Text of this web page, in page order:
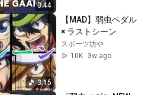
3:44
3:15
【MAD】弱虫ペダル
× ラストシーン
スポーツ坊や
10K
3w ago